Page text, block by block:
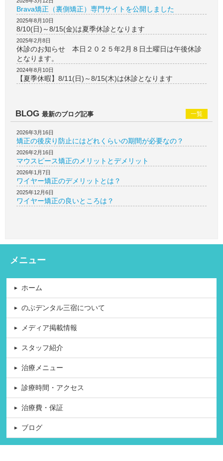
Brava矯正（裏側矯正）専門サイトを公開しました
2025年8月10日
8/10(日)～8/15(金)は夏季休診となります
2025年2月8日
休診のお知らせ 本日２０２５年2月８日土曜日は午後休診
となります。
2024年8月10日
【夏季休暇】8/11(日)～8/15(木)は休診となります
BLOG 最新のブログ記事 一覧
2026年3月16日
矯正の後戻り防止にはどれくらいの期間が必要なの？
2026年2月16日
マウスピース矯正のメリットとデメリット
2026年1月7日
ワイヤー矯正のデメリットとは？
2025年12月6日
ワイヤー矯正の良いところは？
メニュー
ホーム
のぶデンタル三宿について
メディア掲載情報
スタッフ紹介
治療メニュー
診療時間・アクセス
治療費・保証
ブログ